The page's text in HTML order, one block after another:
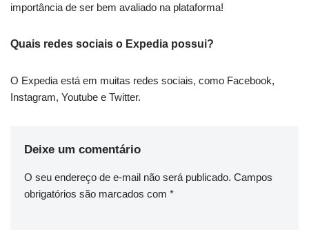
importância de ser bem avaliado na plataforma!
Quais redes sociais o Expedia possui?
O Expedia está em muitas redes sociais, como Facebook,
Instagram, Youtube e Twitter.
Deixe um comentário
O seu endereço de e-mail não será publicado. Campos
obrigatórios são marcados com *